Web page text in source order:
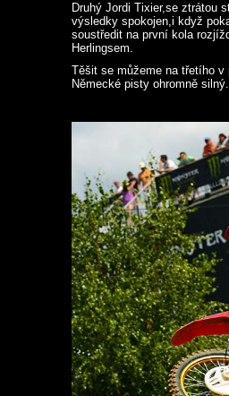
Druhý Jordi Tixier,se ztrátou
výsledky spokojen,i když
soustředit na první kola
Herlingsem.
Těšit se můžeme na třetího v
Německé pisty ohromně silný.